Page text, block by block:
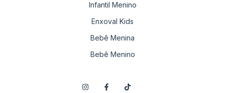
Infantil Menino
Enxoval Kids
Bebê Menina
Bebê Menino